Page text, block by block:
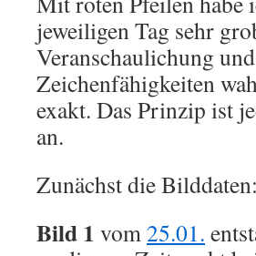
jeweiligen Tag sehr
Veranschaulichung
Zeichenfähigkeiten
exakt. Das Prinzip ist
an.
Zunächst die Bilddaten:
Bild 1 vom25.01.